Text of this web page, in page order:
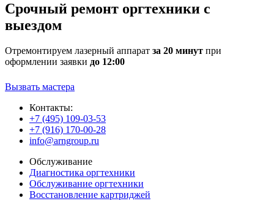
Срочный ремонт оргтехники с
выездом
Отремонтируем лазерный аппарат за 20 минут при
оформлении заявки до 12:00
Вызвать мастера
Контакты:
+7 (495) 109-03-53
+7 (916) 170-00-28
info@arngroup.ru
Обслуживание
Диагностика оргтехники
Обслуживание оргтехники
Восстановление картриджей